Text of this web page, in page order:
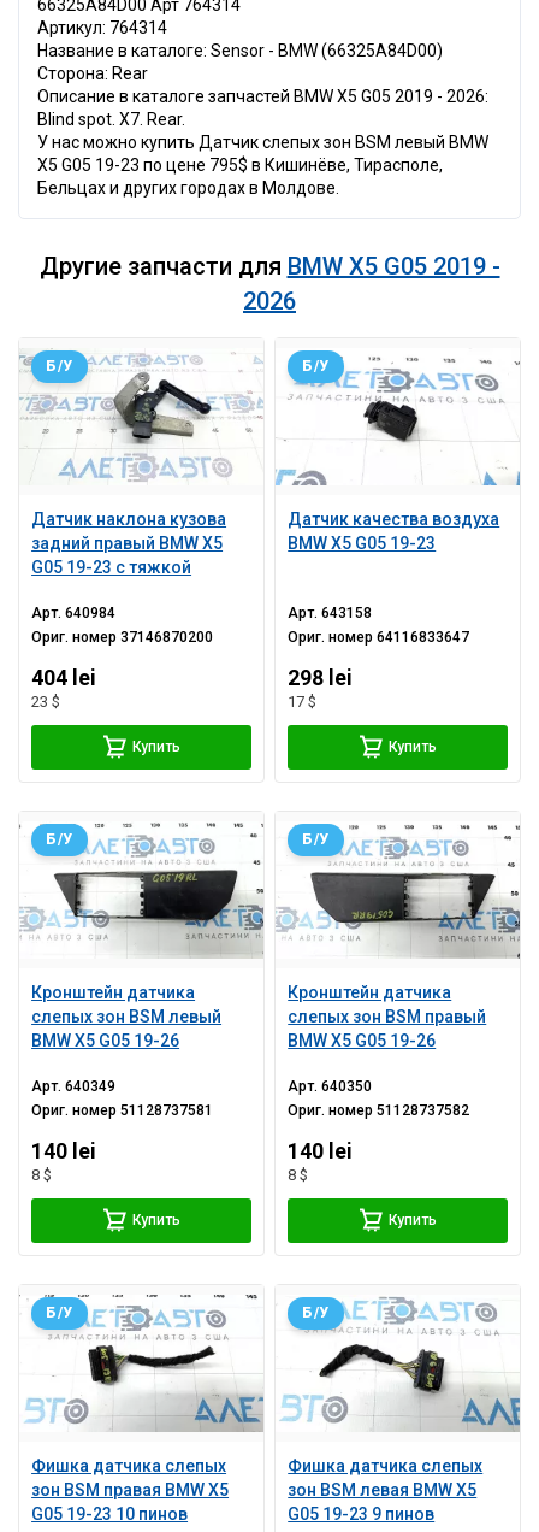
66325A84D00 Арт 764314
Артикул: 764314
Название в каталоге: Sensor - BMW (66325A84D00)
Сторона: Rear
Описание в каталоге запчастей BMW X5 G05 2019 - 2026:
Blind spot. X7. Rear.
У нас можно купить Датчик слепых зон BSM левый BMW
X5 G05 19-23 по цене 795$ в Кишинёве, Тирасполе,
Бельцах и других городах в Молдове.
Другие запчасти для BMW X5 G05 2019 -
2026
Датчик наклона кузова
задний правый BMW X5
G05 19-23 с тяжкой
Б/У
Арт.640984
Ориг. номер37146870200
404 lei
23 $
Купить
Датчик качества воздуха
BMW X5 G05 19-23
Б/У
Арт.643158
Ориг. номер64116833647
298 lei
17 $
Купить
Кронштейн датчика
слепых зон BSM левый
BMW X5 G05 19-26
Б/У
Арт.640349
Ориг. номер51128737581
140 lei
8 $
Купить
Кронштейн датчика
слепых зон BSM правый
BMW X5 G05 19-26
Б/У
Арт.640350
Ориг. номер51128737582
140 lei
8 $
Купить
Фишка датчика слепых
зон BSM правая BMW X5
G05 19-23 10 пинов
Б/У
Фишка датчика слепых
зон BSM левая BMW X5
G05 19-23 9 пинов
Б/У